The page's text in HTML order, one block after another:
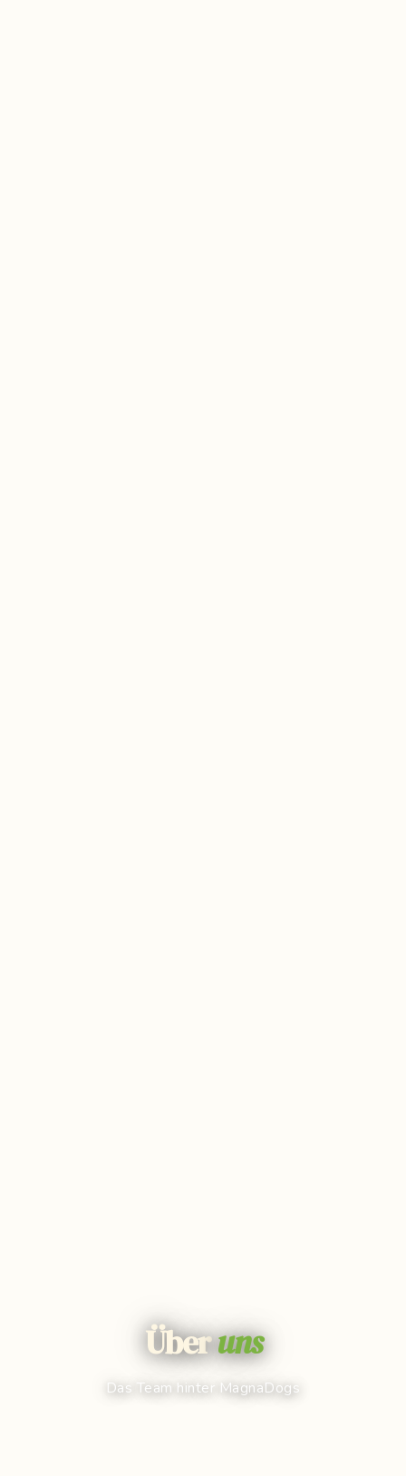
Überuns
Das Team hinter MagnaDogs